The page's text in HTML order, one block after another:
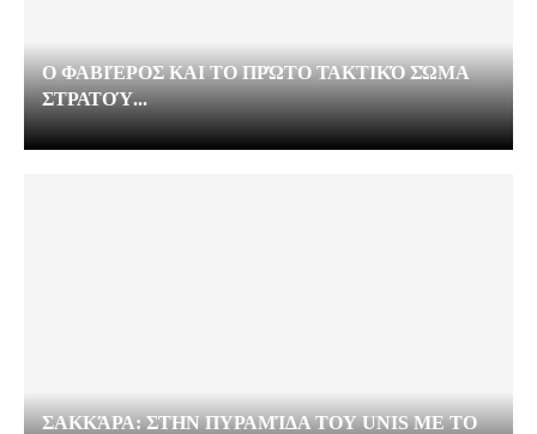
Ο ΦΑΒΙΈΡΟΣ ΚΑΙ ΤΟ ΠΡΏΤΟ ΤΑΚΤΙΚΌ ΣΏΜΑ
ΣΤΡΑΤΟΎ...
ΣΑΚΚΆΡΑ: ΣΤΗΝ ΠΥΡΑΜΊΔΑ ΤΟΥ UNIS ΜΕ ΤΟ